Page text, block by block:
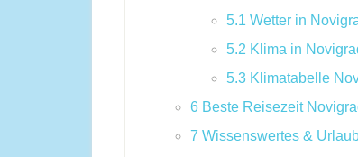
5.1 Wetter in
5.2 Klima in
5.3 Klimatabelle
6 Beste Reisezeit
7 Wissenswertes &